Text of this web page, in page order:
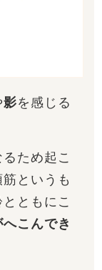
影を感じる
ため起こ
というも
ともにこ
こんでき